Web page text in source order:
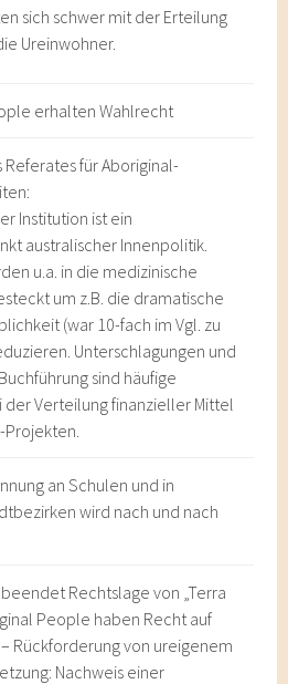
sich schwer mit der Erteilung
Ureinwohner.
erhalten Wahlrecht
Referates für Aboriginal-
Institution ist ein
australischer Innenpolitik.
u.a. in die medizinische
um z.B. die dramatische
(war 10-fach im Vgl. zu
Unterschlagungen und
sind häufige
Verteilung finanzieller Mittel
Projekten.
an Schulen und in
wird nach und nach
Rechtslage von „Terra
People haben Recht auf
Rückforderung von ureigenem
Nachweis einer